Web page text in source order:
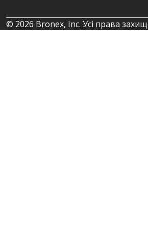
© 2026 Bronex, Inc. Усі права